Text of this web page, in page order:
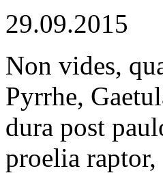
29.09.2015
Non vides,
Pyrrhe,
dura post
proelia raptor,